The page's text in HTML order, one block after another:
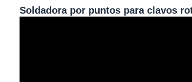
Soldadora por puntos para clavos